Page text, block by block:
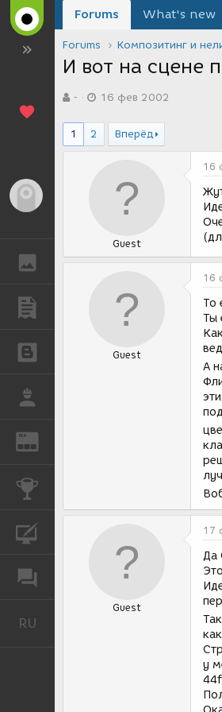
ГАЛЕРЕЯ
ПУБЛИКАЦИИ
REN
RU
Forums What's new
Forums Композитинг и
И вот на сцене
в
о
р
-
а
с
16 фев 2002
1 2 Вперёд
Guest
16
Guest
16
То
Ты
А
Guest
17
Да
у